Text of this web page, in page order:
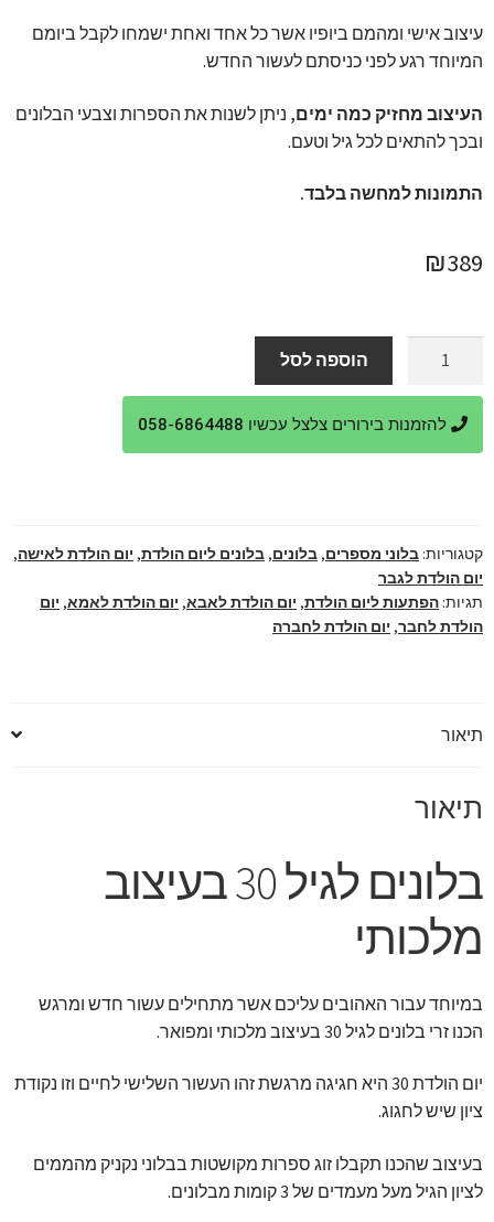
עיצוב אישי ומהמם ביופיו אשר כל אחד ואחת ישמחו לקבל ביומם
המיוחד רגע לפני כניסתם לעשור החדש.
העיצוב מחזיק כמה ימים, ניתן לשנות את הספרות וצבעי הבלונים
ובכך להתאים לכל גיל וטעם.
התמונות למחשה בלבד.
₪389
בלונים
לגיל
30
הוספה לסל
להזמנות בירורים צלצל עכשיו 058-6864488
קטגוריות: בלוני מספרים, בלונים, בלונים ליום הולדת, יום הולדת לאישה,
יום הולדת לגבר
תגיות: הפתעות ליום הולדת, יום הולדת לאבא, יום הולדת לאמא, יום
הולדת לחבר, יום הולדת לחברה
תיאור
תיאור
בלונים לגיל 30 בעיצוב
מלכותי
במיוחד עבור האהובים עליכם אשר מתחילים עשור חדש ומרגש
הכנו זרי בלונים לגיל 30 בעיצוב מלכותי ומפואר.
יום הולדת 30 היא חגיגה מרגשת זהו העשור השלישי לחיים וזו נקודת
ציון שיש לחגוג.
בעיצוב שהכנו תקבלו זוג ספרות מקושטות בבלוני נקניק מהממים
לציון הגיל מעל מעמדים של 3 קומות מבלונים.